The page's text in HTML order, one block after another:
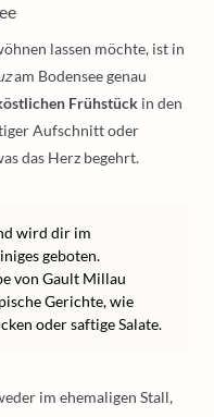
lassen möchte, ist in
am Bodensee genau
Frühstück in den
Aufschnitt oder
das Herz begehrt.
wird dir im
geboten.
von Gault Millau
Gerichte, wie
oder saftige Salate.
im ehemaligen Stall,